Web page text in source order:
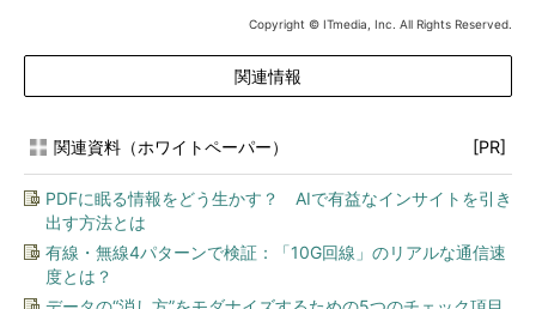
Copyright © ITmedia, Inc. All Rights Reserved.
関連情報
関連資料（ホワイトペーパー） [PR]
PDFに眠る情報をどう生かす？ AIで有益なインサイトを引き
出す方法とは
有線・無線4パターンで検証：「10G回線」のリアルな通信速
度とは？